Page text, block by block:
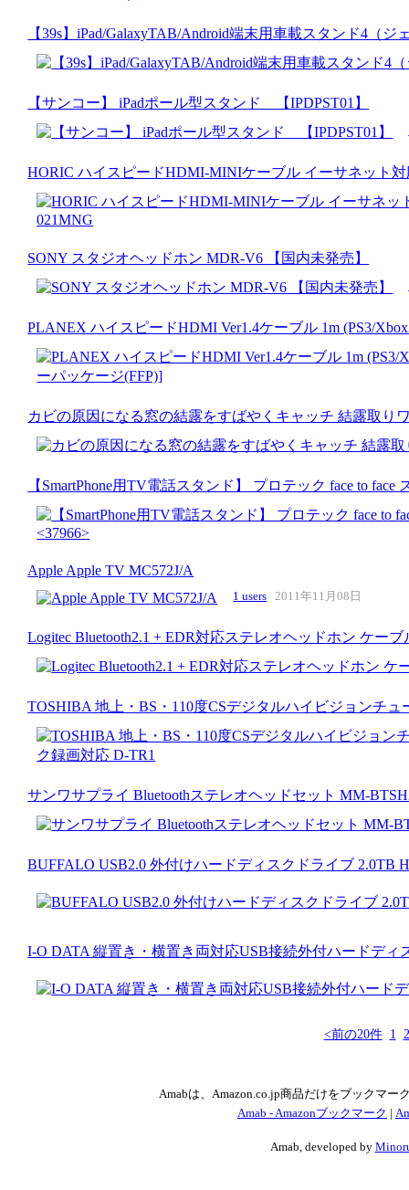
【39s】iPad/GalaxyTAB/Android端末用車載スタンド4（
【サンコー】 iPadポール型スタンド 【IPDPST01】
HORIC ハイスピードHDMI-MINIケーブル イーサネット
SONY スタジオヘッドホン MDR-V6 【国内未発売】
PLANEX ハイスピードHDMI Ver1.4ケーブル 1m (PS3/
カビの原因になる窓の結露をすばやくキャッチ 結露取り
【SmartPhone用TV電話スタンド】 プロテック face to
Apple Apple TV MC572J/A
1 users 2011年11月08日
Logitec Bluetooth2.1 + EDR対応ステレオヘッドホン ケーブ
TOSHIBA 地上・BS・110度CSデジタルハイビジョンチ
サンワサプライ Bluetoothステレオヘッドセット MM-
BUFFALO USB2.0 外付けハードディスクドライブ 2.0TB
I-O DATA 縦置き・横置き両対応USB接続外付ハードディ
<前の20件 1 2
Amabは、Amazon.co.jp商品だけをブックマー
Amab - Amazonブックマーク
Amab, developed by